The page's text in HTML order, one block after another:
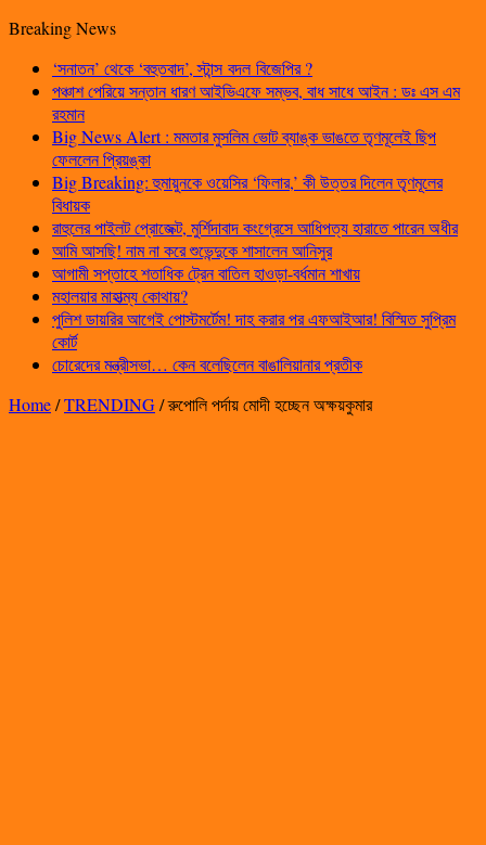
Breaking News
‘সনাতন’ থেকে ‘বহুতবাদ’, স্টান্স বদল বিজেপির ?
পঞ্চাশ পেরিয়ে সন্তান ধারণ আইভিএফে সম্ভব, বাধ সাধে আইন : ডঃ এস এম
রহমান
Big News Alert : মমতার মুসলিম ভোট ব্যাঙ্ক ভাঙতে তৃণমূলেই ছিপ
ফেললেন প্রিয়ঙ্কা
Big Breaking: হুমায়ুনকে ওয়েসির ‘ফিলার,’ কী উত্তর দিলেন তৃণমূলের
বিধায়ক
রাহুলের পাইলট প্রোজেক্ট, মুর্শিদাবাদ কংগ্রেসে আধিপত্য হারাতে পারেন অধীর
আমি আসছি! নাম না করে শুভেন্দুকে শাসালেন আনিসুর
আগামী সপ্তাহে শতাধিক ট্রেন বাতিল হাওড়া-বর্ধমান শাখায়
মহালয়ার মাহাত্ম্য কোথায়?
পুলিশ ডায়রির আগেই পোস্টমর্টেম! দাহ করার পর এফআইআর! বিস্মিত সুপ্রিম
কোর্ট
চোরেদের মন্ত্রীসভা… কেন বলেছিলেন বাঙালিয়ানার প্রতীক
Home/TRENDING/রুপোলি পর্দায় মোদী হচ্ছেন অক্ষয়কুমার